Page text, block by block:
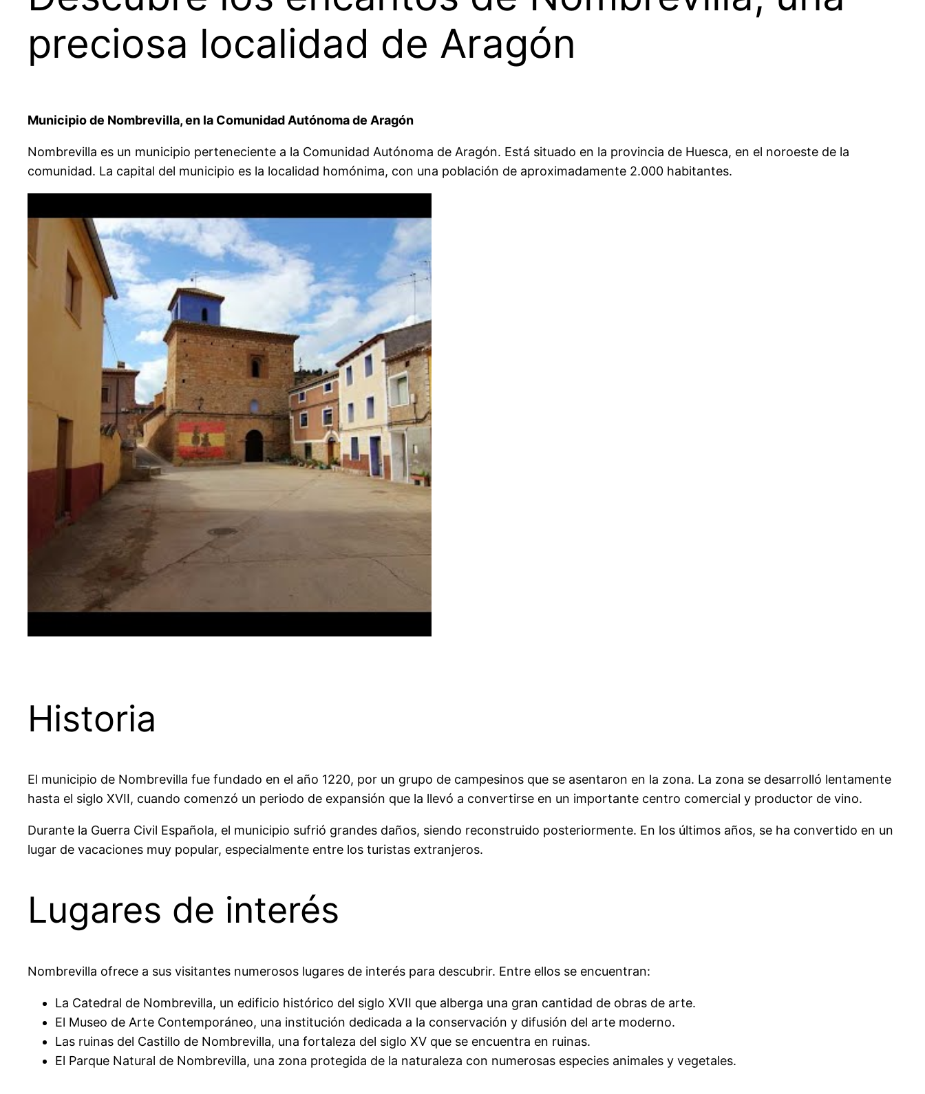
preciosa localidad de Aragón
Municipio de Nombrevilla, en la Comunidad Autónoma de Aragón
Nombrevilla es un municipio perteneciente a la Comunidad Autónoma de Aragón. Está situado en la provincia de Huesca, en el noroeste de la
comunidad. La capital del municipio es la localidad homónima, con una población de aproximadamente 2.000 habitantes.
Historia
El municipio de Nombrevilla fue fundado en el año 1220, por un grupo de campesinos que se asentaron en la zona. La zona se desarrolló lentamente
hasta el siglo XVII, cuando comenzó un periodo de expansión que la llevó a convertirse en un importante centro comercial y productor de vino.
Durante la Guerra Civil Española, el municipio sufrió grandes daños, siendo reconstruido posteriormente. En los últimos años, se ha convertido en un
lugar de vacaciones muy popular, especialmente entre los turistas extranjeros.
Lugares de interés
Nombrevilla ofrece a sus visitantes numerosos lugares de interés para descubrir. Entre ellos se encuentran:
La Catedral de Nombrevilla, un edificio histórico del siglo XVII que alberga una gran cantidad de obras de arte.
El Museo de Arte Contemporáneo, una institución dedicada a la conservación y difusión del arte moderno.
Las ruinas del Castillo de Nombrevilla, una fortaleza del siglo XV que se encuentra en ruinas.
El Parque Natural de Nombrevilla, una zona protegida de la naturaleza con numerosas especies animales y vegetales.